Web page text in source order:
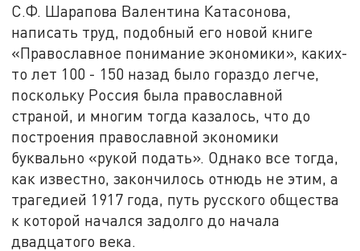
С.Ф. Шарапова Валентина Катасонова,
написать труд, подобный его новой книге
«Православное понимание экономики», каких-
то лет 100 - 150 назад было гораздо легче,
поскольку Россия была православной
страной, и многим тогда казалось, что до
построения православной экономики
буквально «рукой подать». Однако все тогда,
как известно, закончилось отнюдь не этим, а
трагедией 1917 года, путь русского общества
к которой начался задолго до начала
двадцатого века.